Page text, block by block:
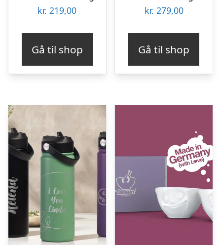
kr. 219,00
Gå til shop
kr. 279,00
Gå til shop